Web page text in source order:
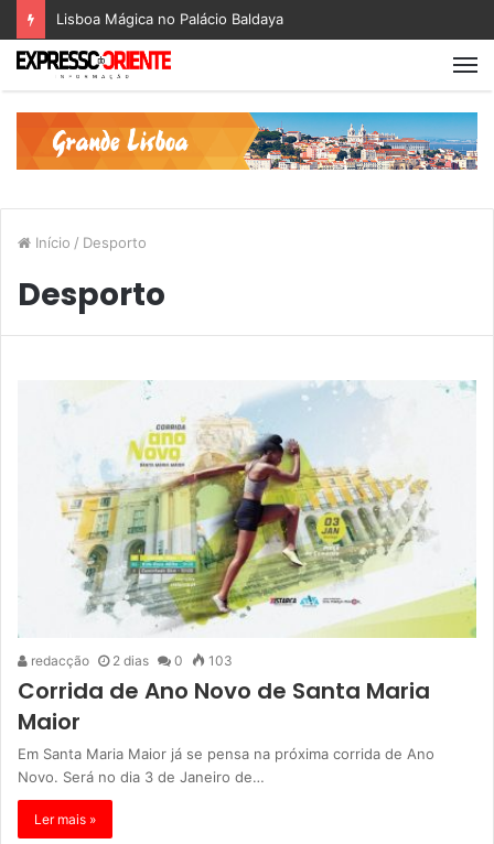
Lisboa Mágica no Palácio Baldaya
Início / Desporto
Desporto
redacção 2 dias 0 103
Corrida de Ano Novo de Santa Maria
Maior
Em Santa Maria Maior já se pensa na próxima corrida de Ano
Novo. Será no dia 3 de Janeiro de…
Ler mais »